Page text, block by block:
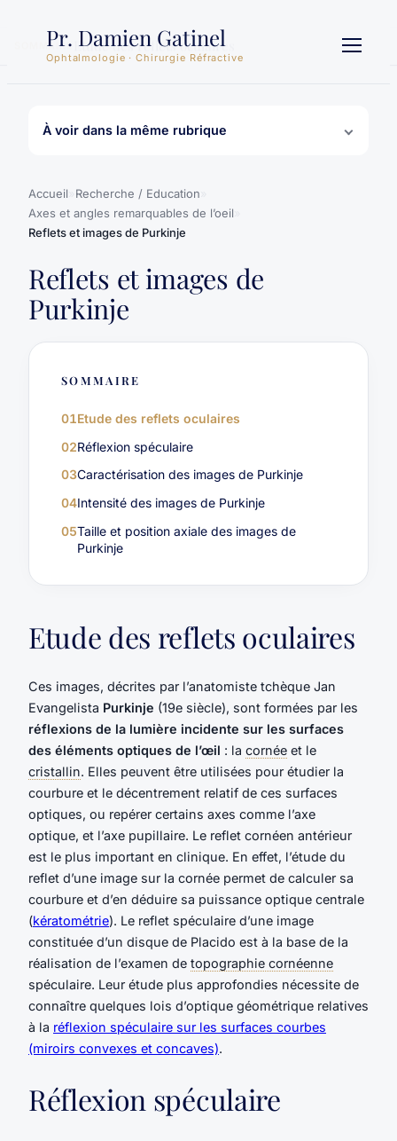
contenu
Pr. Damien Gatinel
Ophtalmologie · Chirurgie Réfractive
Accueil Recherche / Education
Axes et angles remarquables de l’oeil
Reflets et images de Purkinje
Reflets et images de
Purkinje
SOMMAIRE
01Etude des reflets oculaires
02Réflexion spéculaire
03Caractérisation des images de Purkinje
04Intensité des images de Purkinje
05Taille et position axiale des images de
Purkinje
Etude des reflets oculaires
Ces images, décrites par l’anatomiste tchèque Jan
Evangelista Purkinje (19e siècle), sont formées par les
réflexions de la lumière incidente sur les surfaces
des éléments optiques de l’œil : la cornée et le
cristallin. Elles peuvent être utilisées pour étudier la
courbure et le décentrement relatif de ces surfaces
optiques, ou repérer certains axes comme l’axe
optique, et l’axe pupillaire. Le reflet cornéen antérieur
est le plus important en clinique. En effet, l’étude du
reflet d’une image sur la cornée permet de calculer sa
courbure et d’en déduire sa puissance optique centrale
(kératométrie). Le reflet spéculaire d’une image
constituée d’un disque de Placido est à la base de la
réalisation de l’examen de topographie cornéenne
spéculaire. Leur étude plus approfondies nécessite de
connaître quelques lois d’optique géométrique relatives
à la réflexion spéculaire sur les surfaces courbes
(miroirs convexes et concaves).
Réflexion spéculaire
À voir dans la même rubrique
SOMMAIRE Etude des reflets oculaires